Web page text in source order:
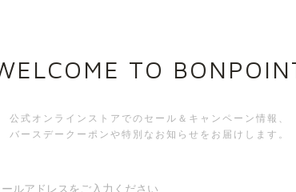
ピータ
TO
公式オンラインストアでのセール＆キャンペーン情報、
バースデークーポンや特別なお知らせをお届けします。